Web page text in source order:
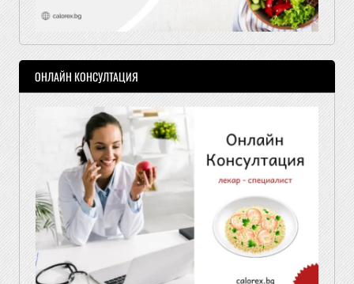
ОНЛАЙН КОНСУЛТАЦИЯ